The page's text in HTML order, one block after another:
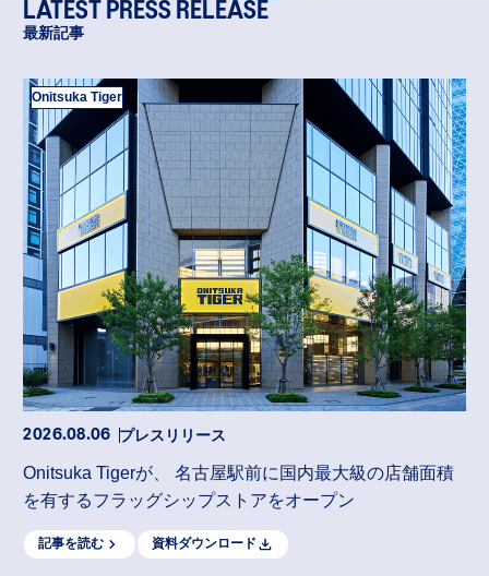
LATEST PRESS RELEASE
最新記事
Onitsuka Tiger
2026.08.06 プレスリリース
Onitsuka Tigerが、 名古屋駅前に国内最大級の店舗面積
を有するフラッグシップストアをオープン
記事を読む 資料ダウンロード